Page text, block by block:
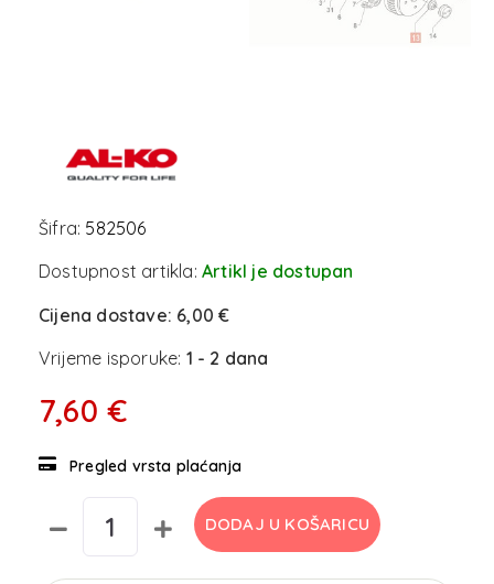
Šifra: 582506
Dostupnost artikla: Artikl je dostupan
Cijena dostave: 6,00 €
Vrijeme isporuke: 1 - 2 dana
7,60 €
Pregled vrsta plaćanja
DODAJ U KOŠARICU